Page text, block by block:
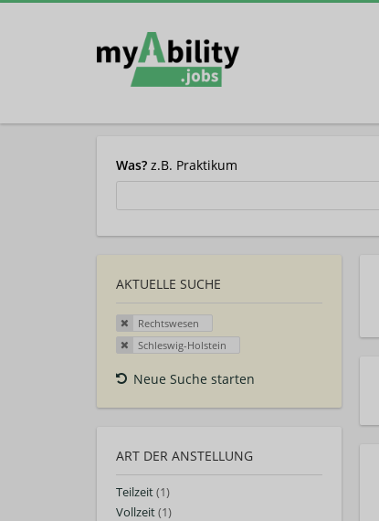
Was? z.B. Praktikum
AKTUELLE SUCHE
Rechtswesen
Schleswig-Holstein
Neue Suche starten
ART DER ANSTELLUNG
Teilzeit(1)
Vollzeit(1)